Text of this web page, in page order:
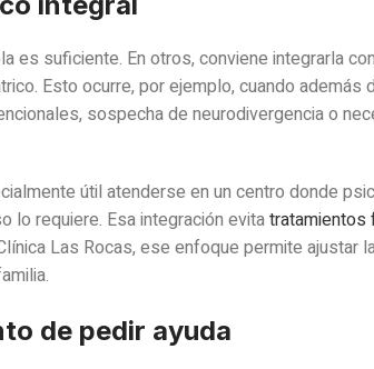
es suficiente. En otros, conviene integrarla con
Esto ocurre, por ejemplo, cuando
sospecha de neurodivergencia o
útil atenderse en un centro donde
lo requiere. Esa integración evitatratamientos
Las Rocas, ese enfoque permite ajustar
de pedir ayuda